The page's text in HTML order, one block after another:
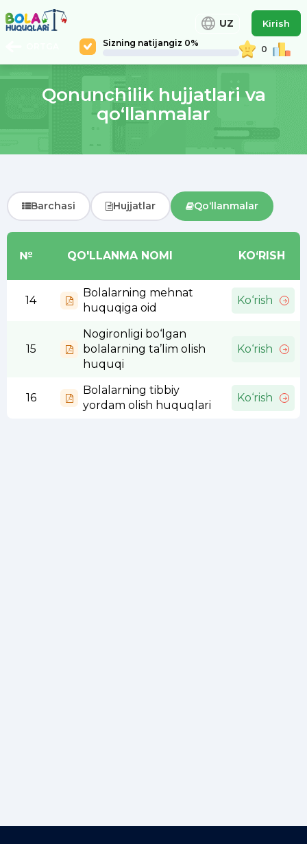
Sizning natijangiz 0%
0
UZ Kirish
Qonunchilik hujjatlari va
qo‘llanmalar
Barchasi Hujjatlar Qo‘llanmalar
№ QO'LLANMA NOMI KO‘RISH
14
Bolalarning mehnat
huquqiga oid
Ko‘rish
15
Nogironligi bo‘lgan
bolalarning ta’lim olish
huquqi
Ko‘rish
16
Bolalarning tibbiy
yordam olish huquqlari
Ko‘rish